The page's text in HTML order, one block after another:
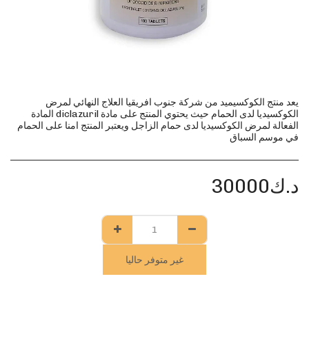
يعد منتج الكوكسيميد من شركة جنوب افريقيا العلاج النهائي لمرض
الكوكسيديا لدى الحمام حيث يحتوي المنتج على مادة diclazuril المادة
الفعالة لمرض الكوكسيديا لدى حمام الزاجل ويعتبر المنتج امنا على الحمام
في موسم السباق
د.ك30000
غير متوفر حاليا